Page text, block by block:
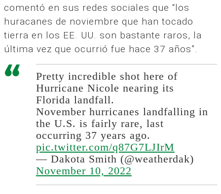
comentó en sus redes sociales que “los
huracanes de noviembre que han tocado
tierra en los EE. UU. son bastante raros, la
última vez que ocurrió fue hace 37 años”.
Pretty incredible shot here of
Hurricane Nicole nearing its
Florida landfall.
November hurricanes landfalling in
the U.S. is fairly rare, last
occurring 37 years ago.
pic.twitter.com/q87G7LJIrM
— Dakota Smith (@weatherdak)
November 10, 2022